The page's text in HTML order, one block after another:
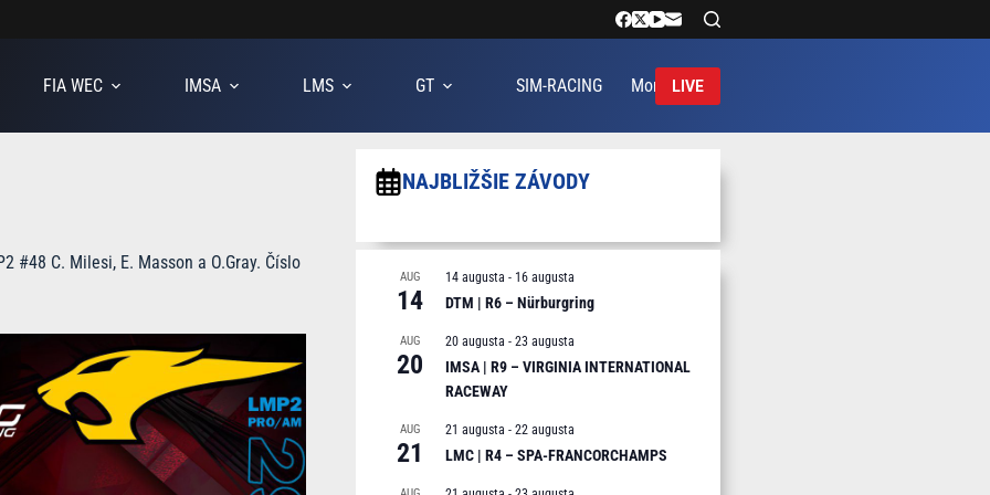
FIA WEC IMSA LMS GT SIM-RACING More LIVE
#48 C. Milesi, E. Masson a O.Gray. Číslo
NAJBLIŽŠIE ZÁVODY
AUG
14
14 augusta - 16 augusta
DTM | R6 – Nürburgring
AUG
20
20 augusta - 23 augusta
IMSA | R9 – VIRGINIA INTERNATIONAL
RACEWAY
AUG
21
21 augusta - 22 augusta
LMC | R4 – SPA-FRANCORCHAMPS